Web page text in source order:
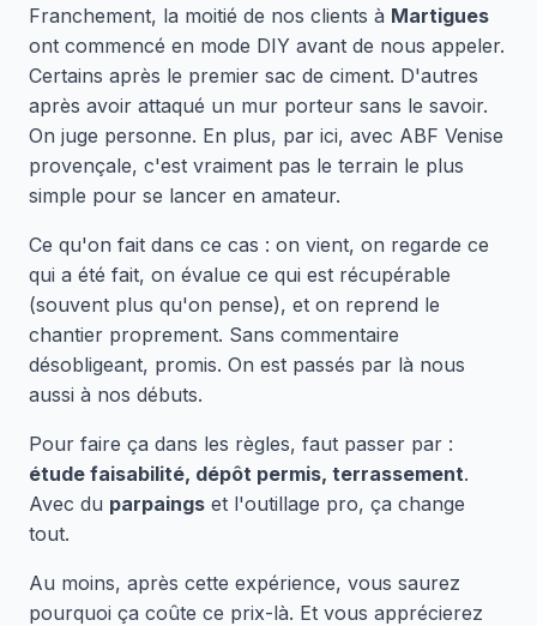
Franchement, la moitié de nos clients à Martigues
ont commencé en mode DIY avant de nous appeler.
Certains après le premier sac de ciment. D'autres
après avoir attaqué un mur porteur sans le savoir.
On juge personne. En plus, par ici, avec ABF Venise
provençale, c'est vraiment pas le terrain le plus
simple pour se lancer en amateur.
Ce qu'on fait dans ce cas : on vient, on regarde ce
qui a été fait, on évalue ce qui est récupérable
(souvent plus qu'on pense), et on reprend le
chantier proprement. Sans commentaire
désobligeant, promis. On est passés par là nous
aussi à nos débuts.
Pour faire ça dans les règles, faut passer par :
étude faisabilité, dépôt permis, terrassement.
Avec du parpaings et l'outillage pro, ça change
tout.
Au moins, après cette expérience, vous saurez
pourquoi ça coûte ce prix-là. Et vous apprécierez